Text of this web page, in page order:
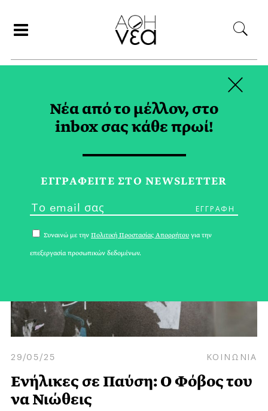
ΦΟΒΟΣ TAG
29/05/25 ΚΟΙΝΩΝΙΑ
Ενήλικες σε Παύση: Ο Φόβος του
να Νιώθεις
Νέα από το μέλλον, στο
inbox σας κάθε πρωί!
ΕΓΓPΑΦΕΙΤΕ ΣΤΟ NEWSLETTER
Συναινώ με την Πολιτική Προστασίας Απορρήτου για την
επεξεργασία προσωπικών δεδομένων.
×